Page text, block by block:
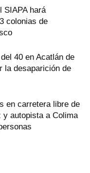
SIAPA hará
colonias de
40 en Acatlán de
la desaparición de
en carretera libre de
y autopista a Colima